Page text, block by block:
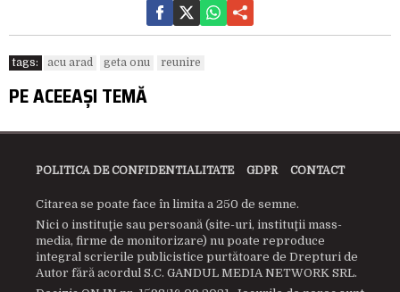
tags: acu arad geta onu reunire
PE ACEEAȘI TEMĂ
POLITICA DE CONFIDENTIALITATE GDPR CONTACT
Citarea se poate face în limita a 250 de semne.
Nici o instituţie sau persoană (site-uri, instituţii mass-
media, firme de monitorizare) nu poate reproduce
integral scrierile publicistice purtătoare de Drepturi de
Autor fără acordul S.C. GANDUL MEDIA NETWORK SRL.